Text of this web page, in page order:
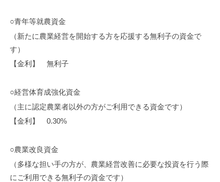
○青年等就農資金
（新たに農業経営を開始する方を応援する無利子の資金で
す）
【金利】 無利子
○経営体育成強化資金
（主に認定農業者以外の方がご利用できる資金です）
【金利】 0.30%
○農業改良資金
（多様な担い手の方が、農業経営改善に必要な投資を行う際
にご利用できる無利子の資金です）